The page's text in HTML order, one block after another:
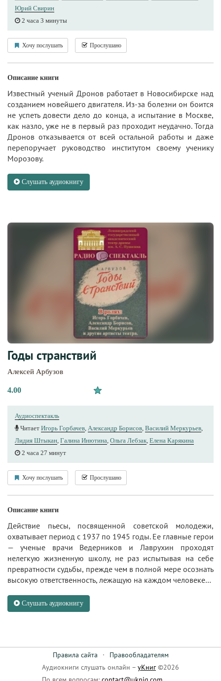
Юрий Свирин
2 часа 3 минуты
Хочу послушать Прослушано
Описание книги
Известный ученый Дронов работает в Новосибирске над
созданием новейшего двигателя. Из-за болезни он боится
не успеть довести дело до конца, а испытание в Москве,
как назло, уже не в первый раз проходит неудачно. Тогда
Дронов отказывается от всей остальной работы и даже
перепоручает руководство институтом своему ученику
Морозову.
Слушать аудиокнигу
Годы странствий
Алексей Арбузов
4.00
Аудиоспектакль
Читает Игорь Горбачев Александр Борисов Василий Меркурьев
Лидия Штыкан Галина Инютина Ольга Лебзак Елена Карякина
2 часа 27 минут
Хочу послушать Прослушано
Описание книги
Действие пьесы, посвященной советской молодежи,
охватывает период с 1937 по 1945 годы. Ее главные герои
— ученые врачи Ведерников и Лаврухин проходят
нелегкую жизненную школу, не раз испытывая на себе
превратности судьбы, прежде чем в полной мере осознать
высокую ответственность, лежащую на каждом человеке…
Слушать аудиокнигу
Правила сайта ·
Правообладателям
Аудиокниги слушать онлайн – уКниг©2026